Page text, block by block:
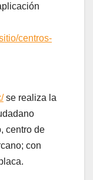
centros-
se realiza la
centro de
con